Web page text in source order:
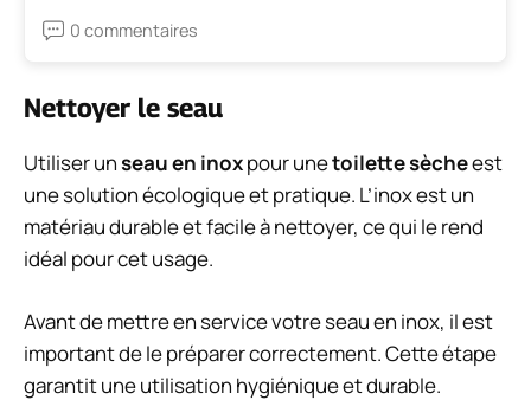
0 commentaires
Nettoyer le seau
Utiliser unseau en inoxpour unetoilette sècheest
une solution écologique et pratique. L’inox est un
matériau durable et facile à nettoyer, ce qui le rend
idéal pour cet usage.
Avant de mettre en service votre seau en inox, il est
important de le préparer correctement. Cette étape
garantit une utilisation hygiénique et durable.